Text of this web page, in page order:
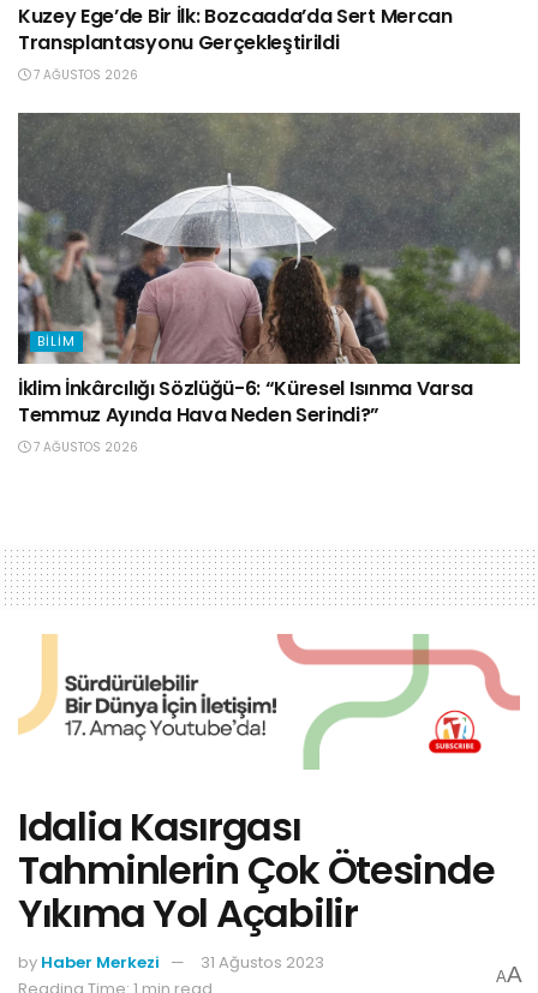
Kuzey Ege’de Bir İlk: Bozcaada’da Sert Mercan
Transplantasyonu Gerçekleştirildi
7 AĞUSTOS 2026
BILIM
İklim İnkârcılığı Sözlüğü-6: “Küresel Isınma Varsa
Temmuz Ayında Hava Neden Serindi?”
7 AĞUSTOS 2026
Idalia Kasırgası
Tahminlerin Çok Ötesinde
Yıkıma Yol Açabilir
by Haber Merkezi
31 Ağustos 2023
AA